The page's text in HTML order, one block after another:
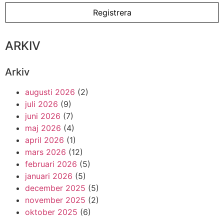
ARKIV
Arkiv
augusti 2026 (2)
juli 2026 (9)
juni 2026 (7)
maj 2026 (4)
april 2026 (1)
mars 2026 (12)
februari 2026 (5)
januari 2026 (5)
december 2025 (5)
november 2025 (2)
oktober 2025 (6)